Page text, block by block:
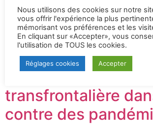
PARLEMENT
BENELUX
« Recommandation
à la collaboration
transfrontalière
contre des
Nous utilisons des cookies sur notre
vous offrir l'expérience la plus
mémorisant vos préférences et les
En cliquant sur «Accepter», vous
l'utilisation de TOUS les cookies.
Réglages cookies Accepter